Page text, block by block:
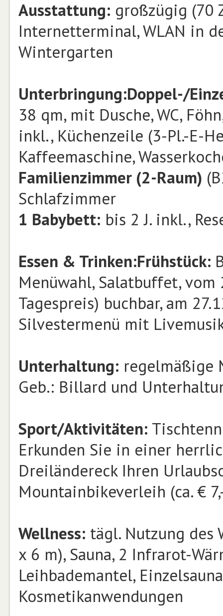
Ausstattung: großzügig (70
Internetterminal, WLAN in
Wintergarten
Unterbringung:Doppel-/
38 qm, mit Dusche, WC,
inkl., Küchenzeile (3-Pl.-E-
Kaffeemaschine,
Familienzimmer (2-Raum)
Schlafzimmer
1 Babybett: bis 2 J. inkl.,
Essen & Trinken:Frühstück:
Menüwahl, Salatbuffet,
Tagespreis) buchbar, am
Silvestermenü mit
Unterhaltung: regelmäßige
Geb.: Billard und
Sport/Aktivitäten:
Erkunden Sie in einer
Dreiländereck Ihren
Mountainbikeverleih (ca. €
Wellness: tägl. Nutzung des
x 6 m), Sauna, 2 Infrarot-
Leihbademantel,
Kosmetikanwendungen